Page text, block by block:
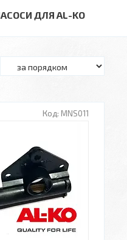
ДЛЯ AL-KO
MNS011